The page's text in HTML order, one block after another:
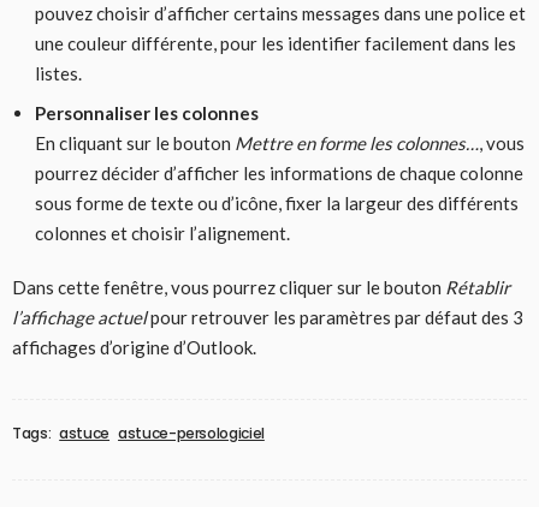
pouvez choisir d’afficher certains messages dans une police et
une couleur différente, pour les identifier facilement dans les
listes.
Personnaliser les colonnes
En cliquant sur le bouton Mettre en forme les colonnes…, vous
pourrez décider d’afficher les informations de chaque colonne
sous forme de texte ou d’icône, fixer la largeur des différents
colonnes et choisir l’alignement.
Dans cette fenêtre, vous pourrez cliquer sur le bouton Rétablir
l’affichage actuelpour retrouver les paramètres par défaut des 3
affichages d’origine d’Outlook.
Tags: astuce astuce-persologiciel